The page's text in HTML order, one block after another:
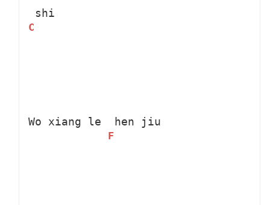
C
shi
Wo xiang le
F
hen jiu